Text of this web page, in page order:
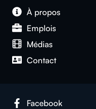
À propos
Emplois
Médias
Contact
Facebook